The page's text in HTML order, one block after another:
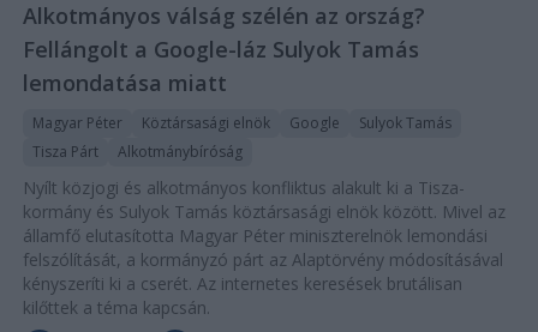
Alkotmányos válság szélén az ország?
Fellángolt a Google-láz Sulyok Tamás
lemondatása miatt
Magyar Péter Köztársasági elnök Google
Sulyok Tamás
Tisza Párt
Alkotmánybíróság
Nyílt közjogi és alkotmányos konfliktus alakult ki a Tisza-
kormány és Sulyok Tamás köztársasági elnök között. Mivel az
államfő elutasította Magyar Péter miniszterelnök lemondási
felszólítását, a kormányzó párt az Alaptörvény módosításával
kényszeríti ki a cserét. Az internetes keresések brutálisan
kilőttek a téma kapcsán.